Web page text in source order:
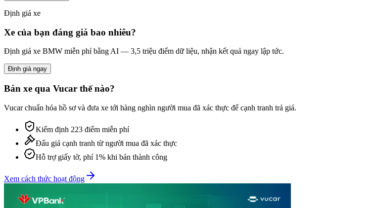
Định giá xe
Xe của bạn đáng giá bao nhiêu?
Định giá xe BMW miễn phí bằng AI — 3,5 triệu điểm dữ liệu, nhận kết quả ngay lập tức.
Định giá ngay
Bán xe qua Vucar thế nào?
Vucar chuẩn hóa hồ sơ và đưa xe tới hàng nghìn người mua đã xác thực để cạnh tranh trả giá.
Kiểm định 223 điểm miễn phí
Đấu giá cạnh tranh từ người mua đã xác thực
Hỗ trợ giấy tờ, phí 1% khi bán thành công
Xem cách thức hoạt động